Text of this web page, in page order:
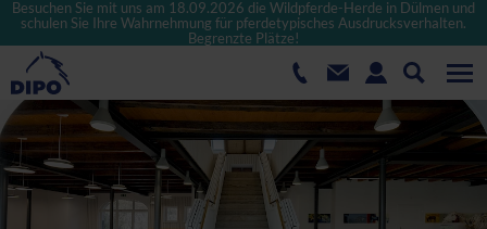
Besuchen Sie mit uns am 18.09.2026 die Wildpferde-Herde in Dülmen und
schulen Sie Ihre Wahrnehmung für pferdetypisches Ausdrucksverhalten.
Begrenzte Plätze!